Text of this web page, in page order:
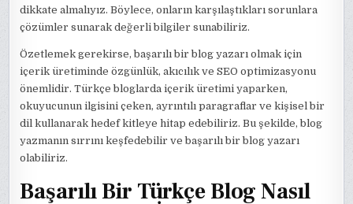
dikkate almalıyız. Böylece, onların karşılaştıkları sorunlara
çözümler sunarak değerli bilgiler sunabiliriz.
Özetlemek gerekirse, başarılı bir blog yazarı olmak için
içerik üretiminde özgünlük, akıcılık ve SEO optimizasyonu
önemlidir. Türkçe bloglarda içerik üretimi yaparken,
okuyucunun ilgisini çeken, ayrıntılı paragraflar ve kişisel bir
dil kullanarak hedef kitleye hitap edebiliriz. Bu şekilde, blog
yazmanın sırrını keşfedebilir ve başarılı bir blog yazarı
olabiliriz.
Başarılı Bir Türkçe Blog Nasıl